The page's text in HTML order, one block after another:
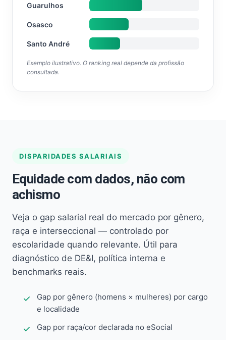
Guarulhos
Osasco
Santo André
Exemplo ilustrativo. O ranking real depende da profissão
consultada.
DISPARIDADES SALARIAIS
Equidade com dados, não com
achismo
Veja o gap salarial real do mercado por gênero,
raça e interseccional — controlado por
escolaridade quando relevante. Útil para
diagnóstico de DE&I, política interna e
benchmarks reais.
Gap por gênero (homens × mulheres) por cargo
e localidade
Gap por raça/cor declarada no eSocial